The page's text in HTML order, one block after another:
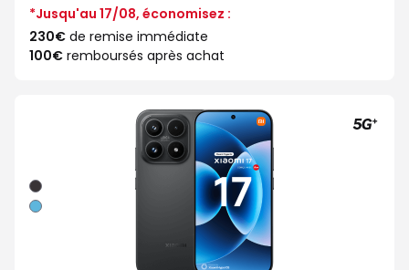
*Jusqu'au 17/08, économisez :
230€ de remise immédiate
100€ remboursés après achat
Noir
Bleu